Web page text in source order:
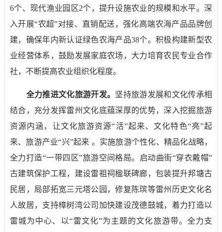
6个、现代渔业园区2个，提升设施农业的规模和水平。深
入开展“农超”对接、直销配送，强化高端农海产品品牌创
建，确保年内新认证绿色农海产品38个。积极构建新型农
业经营体系，鼓励发展家庭农场，大力培育农民专业合作
社，不断提高农业组织化程度。
全力推进文化旅游开发。 坚持旅游发展和文化传承相
结合，充分发挥雷州文化底蕴深厚的优势，深入挖掘旅游
资源内涵，让文化旅游资源“活”起来、文化特色“亮”起
来、旅游产业“兴”起来 。实施旅游个性化、精品化战略，
全力打造“一带四区”旅游空间格局。启动曲街“穿衣戴帽”
古建筑保护工程，建设雷祖祠楹联碑廊，包装提升邦塘古
民居，局部拓宽三元塔公园，修复陈瑸等雷州历史文化名
人故居，支持樟树湾公司加快建设茂德鼓城，着力打造以
雷城为中心、以“雷文化”为主题的文化旅游带。全力支